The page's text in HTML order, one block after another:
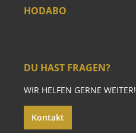
HODABO
DU HAST FRAGEN?
WIR HELFEN GERNE WEITER!
Kontakt